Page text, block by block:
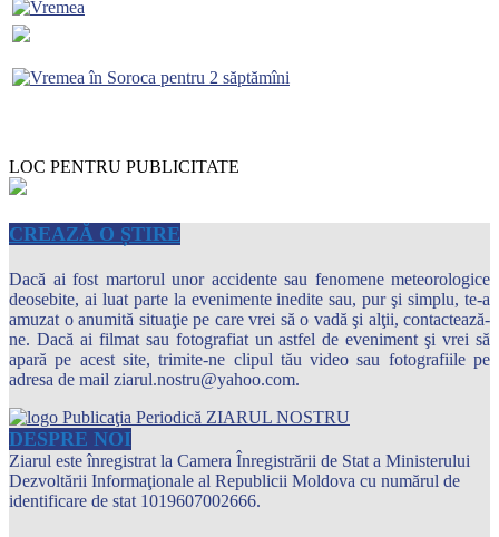
LOC PENTRU PUBLICITATE
CREAZĂ O ȘTIRE
Dacă ai fost martorul unor accidente sau fenomene meteorologice
deosebite, ai luat parte la evenimente inedite sau, pur şi simplu, te-a
amuzat o anumită situaţie pe care vrei să o vadă şi alţii, contactează-
ne. Dacă ai filmat sau fotografiat un astfel de eveniment şi vrei să
apară pe acest site, trimite-ne clipul tău video sau fotografiile pe
adresa de mail ziarul.nostru@yahoo.com.
DESPRE NOI
Ziarul este înregistrat la Camera Înregistrării de Stat a Ministerului
Dezvoltării Informaţionale al Republicii Moldova cu numărul de
identificare de stat 1019607002666.